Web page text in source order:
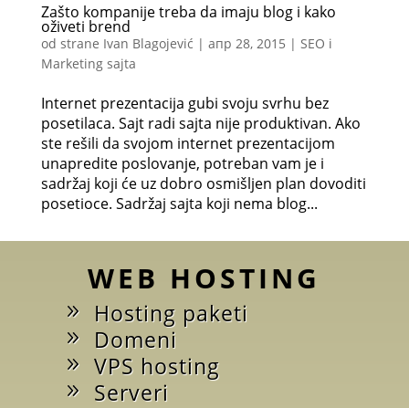
Zašto kompanije treba da imaju blog i kako
oživeti brend
od strane Ivan Blagojević | апр 28, 2015 | SEO i
Marketing sajta
Internet prezentacija gubi svoju svrhu bez
posetilaca. Sajt radi sajta nije produktivan. Ako
ste rešili da svojom internet prezentacijom
unapredite poslovanje, potreban vam je i
sadržaj koji će uz dobro osmišljen plan dovoditi
posetioce. Sadržaj sajta koji nema blog...
WEB HOSTING
Hosting paketi
Domeni
VPS hosting
Serveri